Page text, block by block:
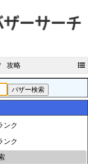
攻略
ンク
ンク